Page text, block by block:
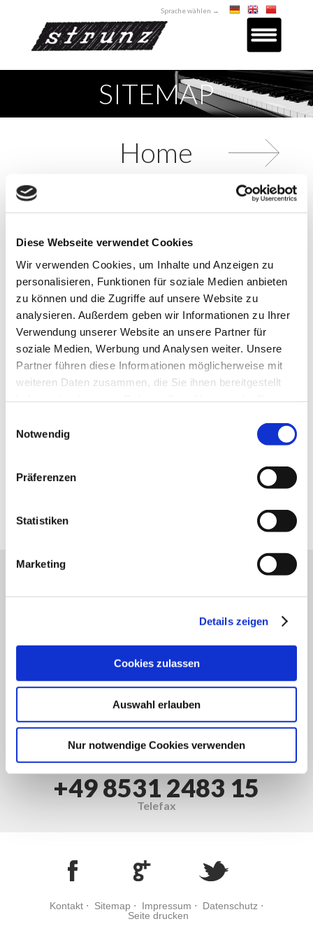
Diese Webseite verwendet Cookies
Wir verwenden Cookies, um Inhalte und Anzeigen zu
personalisieren, Funktionen für soziale Medien anbieten
zu können und die Zugriffe auf unsere Website zu
analysieren. Außerdem geben wir Informationen zu Ihrer
Verwendung unserer Website an unsere Partner für
soziale Medien, Werbung und Analysen weiter. Unsere
Partner führen diese Informationen möglicherweise mit
weiteren Daten zusammen, die Sie ihnen bereitgestellt
Notwendig
Präferenzen
Statistiken
Marketing
Details zeigen
Cookies zulassen
Auswahl erlauben
Nur notwendige Cookies verwenden
Sprache wählen →
SITEMAP
Home
Produkte
Unternehmen
News
STRUNZ GMBH &
94060 Pocking
+49 8531 2483-0
Telefon
info@holzwerke-strunz.de
+49 8531 2483 15
Telefax
Kontakt ⋅ Sitemap ⋅ Impressum ⋅ Datenschutz ⋅
Seite drucken